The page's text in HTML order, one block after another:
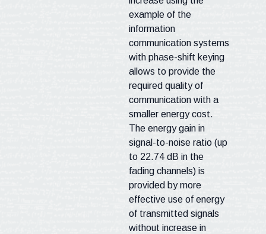
example of the
information
communication systems
with phase-shift keying
allows to provide the
required quality of
communication with a
smaller energy cost.
The energy gain in
signal-to-noise ratio (up
to 22.74 dB in the
fading channels) is
provided by more
effective use of energy
of transmitted signals
without increase in